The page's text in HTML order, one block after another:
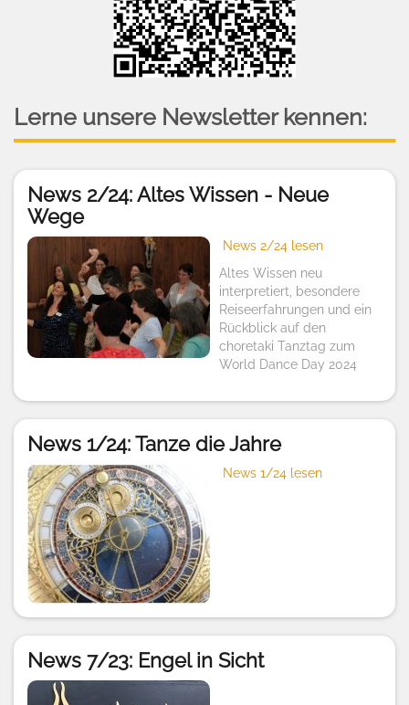
Lerne unsere Newsletter kennen:
News 2/24: Altes Wissen - Neue
Wege
News 2/24 lesen
Altes Wissen neu
interpretiert, besondere
Reiseerfahrungen und ein
Rückblick auf den
choretaki Tanztag zum
World Dance Day 2024
News 1/24: Tanze die Jahre
News 1/24 lesen
News 7/23: Engel in Sicht